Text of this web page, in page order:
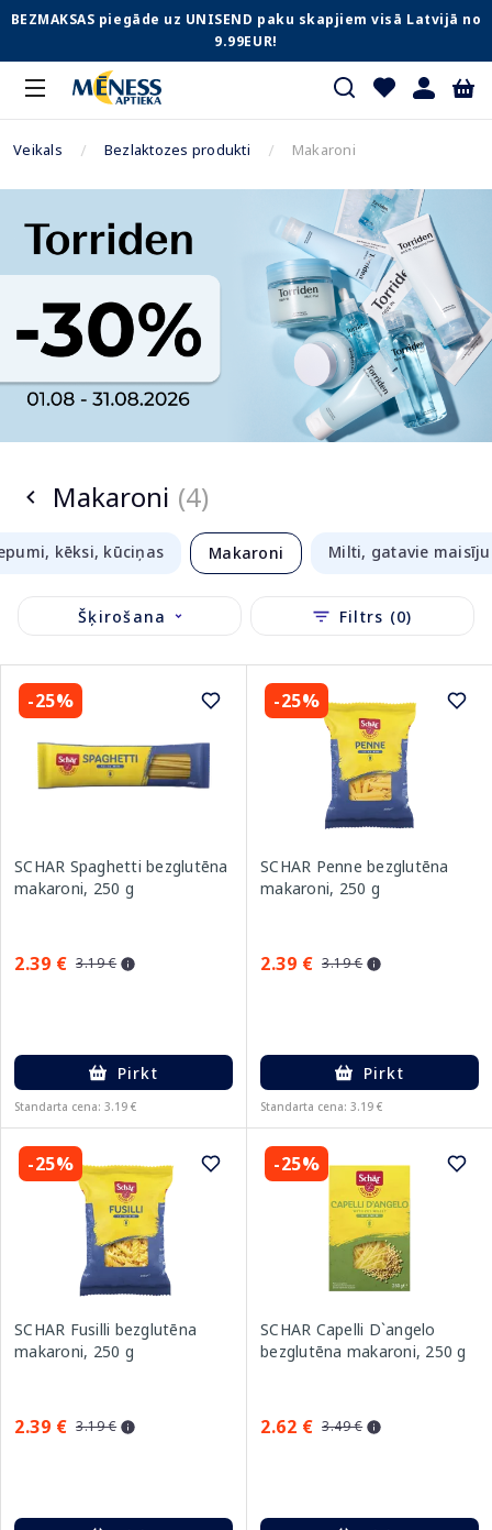
BEZMAKSAS piegāde uz UNISEND paku skapjiem visā Latvijā no
9.99EUR!
Veikals Bezlaktozes produkti Makaroni
Makaroni (4)
kēksi, kūciņas Makaroni Milti, gatavie
Šķirošana Filtrs (0)
-25%
SCHAR Spaghetti bezglutēna
makaroni, 250 g
2.39 € 3.19 €
Pirkt
Standarta cena: 3.19 €
-25%
SCHAR Penne bezglutēna
makaroni, 250 g
2.39 € 3.19 €
Pirkt
Standarta cena: 3.19 €
-25%
SCHAR Fusilli bezglutēna
makaroni, 250 g
2.39 € 3.19 €
-25%
SCHAR Capelli D`angelo
bezglutēna makaroni, 250 g
2.62 € 3.49 €